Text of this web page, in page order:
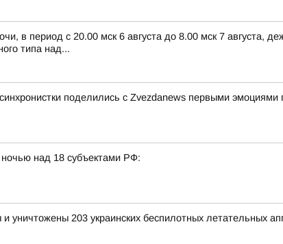
в период с 20.00 мск 6 августа до 8.00 мск 7 августа,
типа над...
поделились с Zvezdanews первыми
над 18 субъектами РФ:
уничтожены 203 украинских беспилотных летательных